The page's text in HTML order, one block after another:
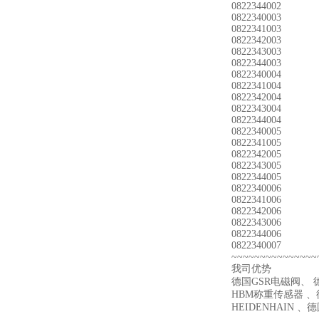
0822344002
0822340003
0822341003
0822342003
0822343003
0822344003
0822340004
0822341004
0822342004
0822343004
0822344004
0822340005
0822341005
0822342005
0822343005
0822344005
0822340006
0822341006
0822342006
0822343006
0822344006
0822340007
我司优势
德国GSR电磁阀、
HBM称重传感器
HEIDENHAIN 、德